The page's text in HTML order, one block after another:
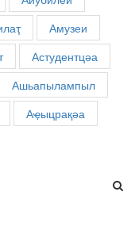
Амузеи
Астудентцәа
Ашьапылампыл
Аҿыцрақәа